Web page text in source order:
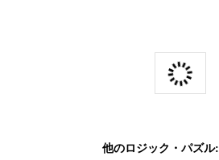
他のロジック・パズル: